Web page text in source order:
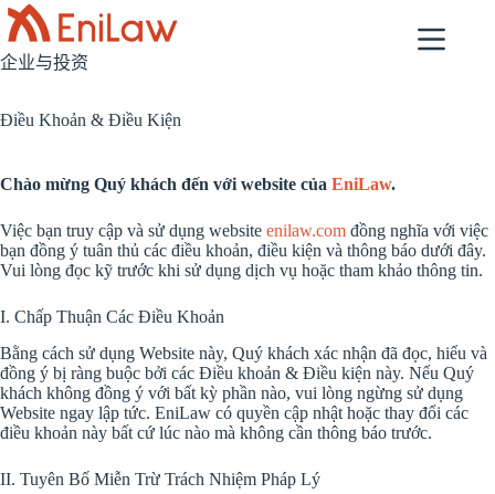
跳
过
内
企业与投资
Điều Khoản & Điều Kiện
Chào mừng Quý khách đến với website của EniLaw.
Việc bạn truy cập và sử dụng website enilaw.com đồng nghĩa với việc
bạn đồng ý tuân thủ các điều khoản, điều kiện và thông báo dưới đây.
Vui lòng đọc kỹ trước khi sử dụng dịch vụ hoặc tham khảo thông tin.
I. Chấp Thuận Các Điều Khoản
Bằng cách sử dụng Website này, Quý khách xác nhận đã đọc, hiểu và
đồng ý bị ràng buộc bởi các Điều khoản & Điều kiện này. Nếu Quý
khách không đồng ý với bất kỳ phần nào, vui lòng ngừng sử dụng
Website ngay lập tức. EniLaw có quyền cập nhật hoặc thay đổi các
điều khoản này bất cứ lúc nào mà không cần thông báo trước.
II. Tuyên Bố Miễn Trừ Trách Nhiệm Pháp Lý